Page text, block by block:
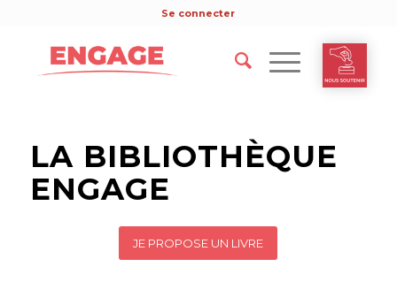
Se connecter
LA BIBLIOTHÈQUE
ENGAGE
JE PROPOSE UN LIVRE